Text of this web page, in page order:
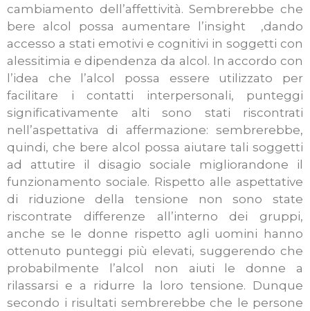
cambiamento dell’affettività. Sembrerebbe che
bere alcol possa aumentare l’insight ,dando
accesso a stati emotivi e cognitivi in soggetti con
alessitimia e dipendenza da alcol. In accordo con
l’idea che l’alcol possa essere utilizzato per
facilitare i contatti interpersonali, punteggi
significativamente alti sono stati riscontrati
nell’aspettativa di affermazione: sembrerebbe,
quindi, che bere alcol possa aiutare tali soggetti
ad attutire il disagio sociale migliorandone il
funzionamento sociale. Rispetto alle aspettative
di riduzione della tensione non sono state
riscontrate differenze all’interno dei gruppi,
anche se le donne rispetto agli uomini hanno
ottenuto punteggi più elevati, suggerendo che
probabilmente l’alcol non aiuti le donne a
rilassarsi e a ridurre la loro tensione. Dunque
secondo i risultati sembrerebbe che le persone